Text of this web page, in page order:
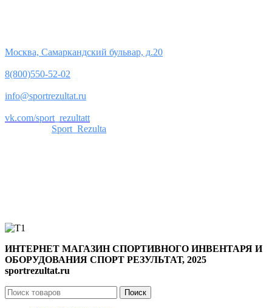
Москва, Самаркандский бульвар, д.20
8(800)550-52-02
info@sportrezultat.ru
vk.com/sport_rezultatt
Sport_Rezulta
ИНТЕРНЕТ МАГАЗИН СПОРТИВНОГО ИНВЕНТАРЯ И
ОБОРУДОВАНИЯ СПОРТ РЕЗУЛЬТАТ, 2025
sportrezultat.ru
Поиск